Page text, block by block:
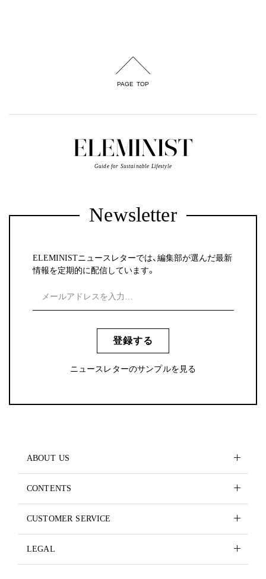
PAGE TOP
Guide for Sustainable Lifestyle
Newsletter
ELEMINISTニュースレターでは、編集部が選んだ最新
情報を定期的に配信しています。
登録する
ニュースレターのサンプルを見る
ABOUT US
CONTENTS
CUSTOMER SERVICE
LEGAL